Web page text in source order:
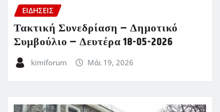
ΕΙΔΗΣΕΙΣ
Τακτική Συνεδρίαση – Δημοτικό
Συμβούλιο – Δευτέρα 18-05-2026
kimiforum Μάι 19, 2026